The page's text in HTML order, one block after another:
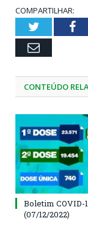
COMPARTILHAR:
Twitter
Email
CONTEÚDO
Boletim COVID-
(07/12/2022)